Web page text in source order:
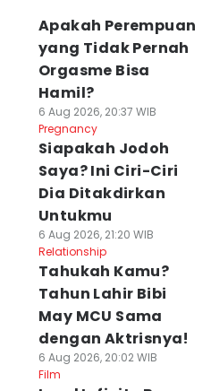
Apakah Perempuan
yang Tidak Pernah
Orgasme Bisa
Hamil?
6 Aug 2026, 20:37 WIB
Pregnancy
Siapakah Jodoh
Saya? Ini Ciri-Ciri
Dia Ditakdirkan
Untukmu
6 Aug 2026, 21:20 WIB
Relationship
Tahukah Kamu?
Tahun Lahir Bibi
May MCU Sama
dengan Aktrisnya!
6 Aug 2026, 20:02 WIB
Film